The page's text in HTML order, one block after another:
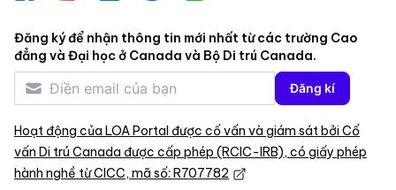
Đăng ký để nhận thông tin mới nhất từ các trường Cao
đẳng và Đại học ở Canada và Bộ Di trú Canada.
Đăng kí
Hoạt động của LOA Portal được cố vấn và giám sát bởi Cố
vấn Di trú Canada được cấp phép (RCIC-IRB), có giấy phép
hành nghề từ CICC, mã số: R707782